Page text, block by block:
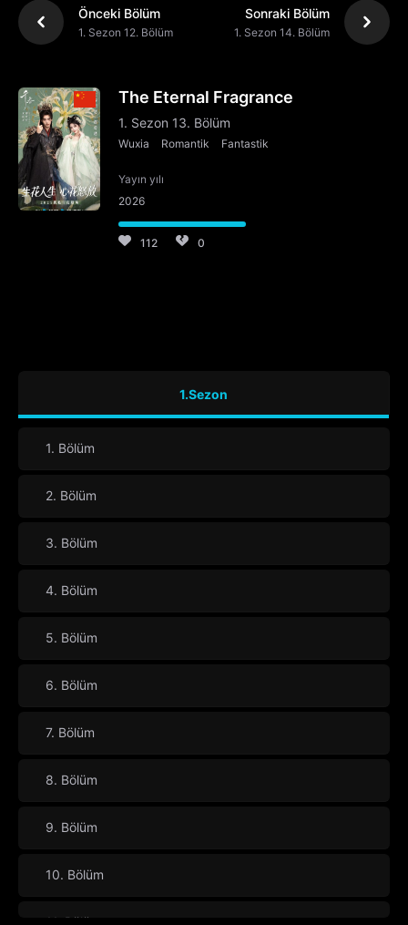
Önceki Bölüm
1. Sezon 12. Bölüm
Sonraki Bölüm
1. Sezon 14. Bölüm
The Eternal Fragrance
1. Sezon 13. Bölüm
Wuxia Romantik Fantastik
Yayın yılı
2026
112 0
1.Sezon
1. Bölüm
2. Bölüm
3. Bölüm
4. Bölüm
5. Bölüm
6. Bölüm
7. Bölüm
8. Bölüm
9. Bölüm
10. Bölüm